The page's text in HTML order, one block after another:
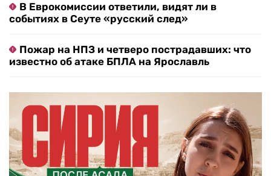
В Еврокомиссии ответили, видят ли в
событиях в Сеуте «русский след»
Пожар на НПЗ и четверо пострадавших: что
известно об атаке БПЛА на Ярославль